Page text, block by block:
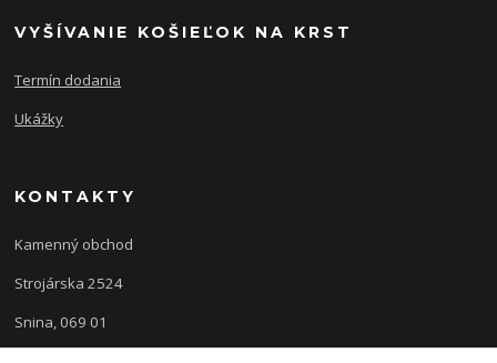
VYŠÍVANIE KOŠIEĽOK NA KRST
Termín dodania
Ukážky
KONTAKTY
Kamenný obchod
Strojárska 2524
Snina, 069 01